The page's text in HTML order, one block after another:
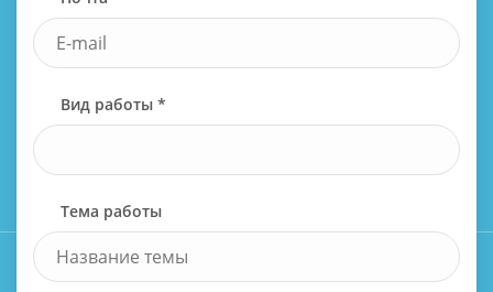
Вид работы *
Тема работы